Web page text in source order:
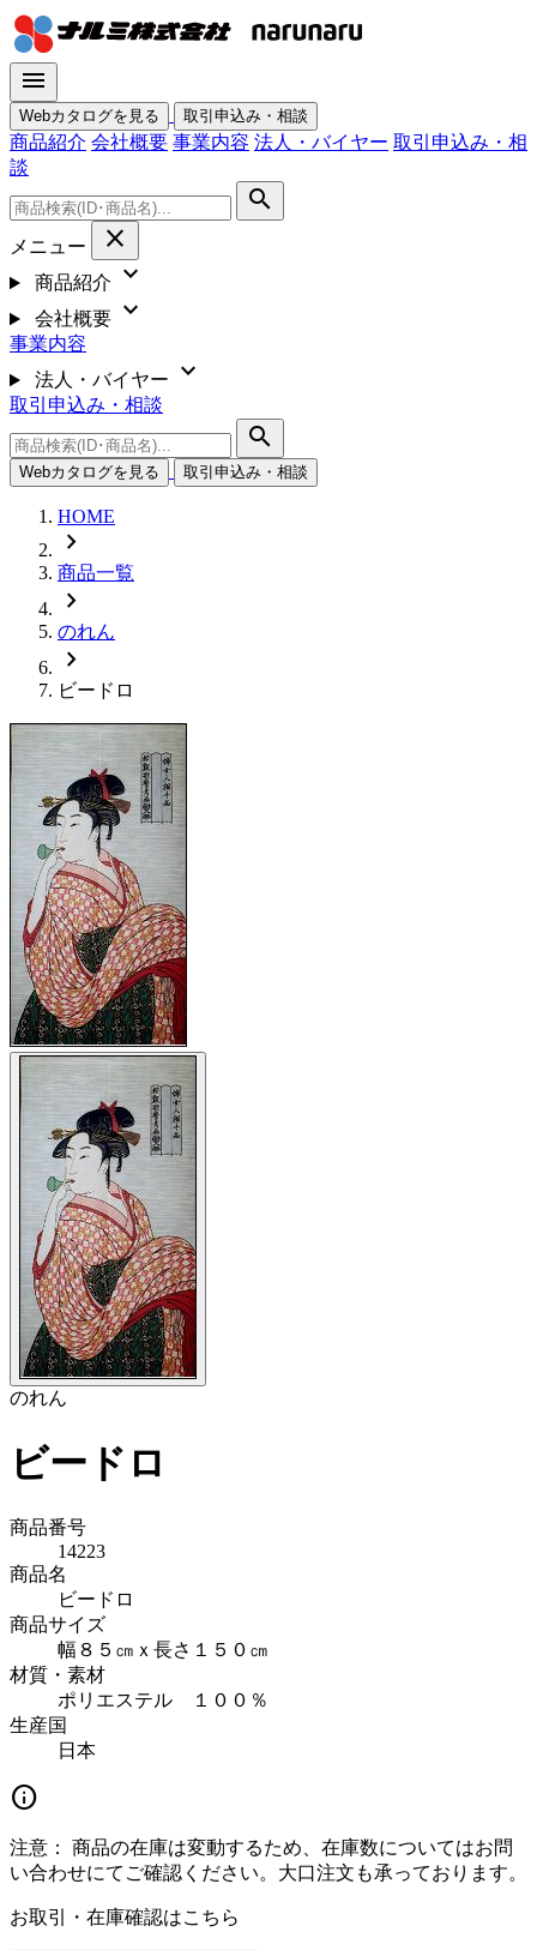
menu
Webカタログを見る 取引申込み・相談
商品紹介 会社概要 事業内容 法人・バイヤー 取引申込み・相
談
search
メニュー close
商品紹介 expand_more
会社概要 expand_more
事業内容
法人・バイヤー
expand_more
取引申込み・相談
search
Webカタログを見る 取引申込み・相談
HOME
chevron_right
商品一覧
chevron_right
のれん
chevron_right
ビードロ
のれん
ビードロ
商品番号
14223
商品名
ビードロ
商品サイズ
幅８５㎝ｘ長さ１５０㎝
材質・素材
ポリエステル １００％
生産国
日本
info
注意：
商品の在庫は変動するため、在庫数についてはお問
い合わせにてご確認ください。大口注文も承っております。
お取引・在庫確認はこちら